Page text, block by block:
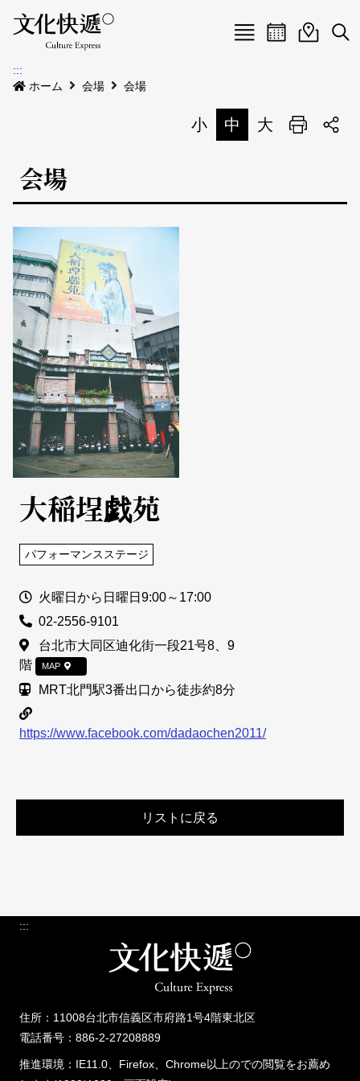
Menu
新着公告
会場地図
イベントリスト
地図検索
私たちについて
サイトマップ
English
イベントカレ
イベン検
:::
ホーム
会場 会場
小 中 大 印刷
会場
大稲埕戯苑
パフォーマンスステージ
営業時間
火曜日から日曜日9:00～17:00
電話
02-2556-9101
住所
台北市大同区迪化街一段21号8、9
階
MAP
アクセス情報
MRT北門駅3番出口から徒歩約8分
https://www.facebook.com/dadaochen2011/
リストに戻る
:::
住所：11008台北市信義区市府路1号4階東北区
電話番号：886-2-27208889
推進環境：IE11.0、Firefox、Chrome以上のでの閲覧をお薦め